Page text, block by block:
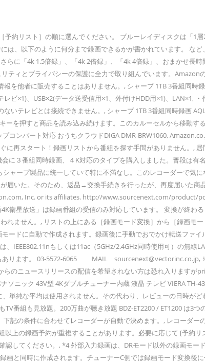
どのアイコンに切り換えてください。, ［イ］または［ウ］の録画予約をチューナーCに入れる方法は、下記リンクをクリックしてください。, 外部入力からの映像・番組はチューナーA/B側でしか録画できないため、すでにチューナーA/Bで録画している場合には録画できません。 ●直接LANケーブルで接続する場合は、クロスケーブルをご使用ください。 ドライブレコーダーのほとんどは、デフォルトの設定でループ録画になっています。そして、1ファイルあたりの記録時間を「1分」「3分」「5分」といった時間で選択する方式が一般的です。, 長回しの一続きのファイル記録にしないで、小刻みに区切る理由は、一続きで記録すると記録カードの劣化が激しくなるからです。また、小さく区切って記録しておくと、後で編集する際に、保存するファイルと消去するファイルを簡単に選り分けられる、というメリットもあります。, いずれにしても、「1分」「3分」「5分」というような選択肢があったら、どれにしても特に問題ないと思います。どの長さが最もカードに優しいかというデータはまだどこにもないのではないでしょうか。, なお、時間の設定は、ドライブレコーダーの設定画面を開き、「ループ録画」の項目で選択できます。その際、ループ録画をオフにすることも可能です。, オフにすると、記録カードいっぱいにデータがたまると、そこで終了します。もう何も記録されなくなります。オフにするのは、どうしても記録されたデータを消したくない場合です。たとえば煽り運転の被害にあった15分くらいの一連の映像を消さずに残しておきたい、といった場合に有効な方法です。, そういうケースでなければ、通常通りループ設定にしておくべきです。ループ設定にしておけば、また初めに戻って、たとえば3分ごとに記録されている古いファイルから、順番に新しいファイルに上書きされていきます。, (※)最近のドライブレコーダーには、これまでの「1分」「3分」「5分」といった設定以外に、「10分」「15分」「20分」など比較的長い時間を選択できるタイプも出てきています。こうして細切れに記録されたデータであっても、パソコンで結合し、一続きのファイルにすることが可能です。. ※録画モードの組み合わせによっては、録画されないことがあります。 ※スカパー！プレミアムサービスやcatv番組のlan録画に対応した機種でlan録画に｢重複｣マークが表示された場合、途中から録画は実 … ブルーレイ・DVDレコーダー大幅値下げランキング！価格.comに価格登録開始された価格から値下がりした率の大きい製品をランキングから探すことができます。価格情報やスペック情報、クチコミやレビューなどの情報も掲載しています 〇新4K衛星放送の番組をUSB2.0のUSB-HDDに直接録画できません。一旦、内蔵HDDに録画した後でダビングしてください。 ●一度に複数の部屋からお部屋ジャンプリンクを使って再生することはできません。 マウスカーソルの録画に対応。画面の操作説明をしたい場合などに便利です。マウスカーソルの表示を. ※6 新4K衛星放送の録画や2番組同時裏録をする場合は、USB3.0のUSBハードディスクを使用してください。デジタル放送の録画・再生には、動作確認済みのUSBハードディスクを推奨（160GB以上のUSBハードディスクが使用可能）。すべての製品の動作保証をするものではありませんので、あらかじめご了承ください。USBハードディスク等の動作確認機器は動作確認情報をご覧ください。テレビでUSBハードディスクに録画した番組は、録画したテレビでしか再生できません。テレビでフォーマットしたUSBハードディスクは、他の機器で使用しないでください。他の機器で使用すると、再フォーマットが必要になり、録画した番組や保存したデータがすべて削除されます。 元保険代理店代表です。現在はブログ記事作成を日課にしています。自動車保険の記事が中心ですが、その他クルマに関するお役立ち記事に取り組んでいます。今月も「役に立つ記事」だけを目指して頑張ります。. *2 録画する番組の放送時間の延長などにより、c側で2番組以上の録画予約が重複することがあります。必要に応じて [予約リスト] を確認してください。 *3 録画先をbdに設定する場合は、drモードでのみ録画 … フルフィルメントby Amazon™というサービスを利用している出品者の商品になります。これらの商品は、Amazonフルフィルメントセンターにて保管・管理され、Amazon.co.jpが商品の梱包、出荷、返品などを代行しています。フルフィルメントby Amazonの商品は、Amazon.co.jp が販売している商品と同様に国内配送料無料(条件あり)やAmazonプライム®の対象になります。, フルフィルメント by Amazonを利用して、ビジネスの拡大につなげましょう。プログラムについての詳細はこちらです。, この商品を購入した、Amazonコミュニティーのメンバーである出品者、メーカー、またはカスタマーが質問にお答えします。, 有効な質問が入力されていることを確認してください。質問は編集することができます。または、そのまま投稿してください。, ・AQUOSリモコンやスマートスピーカーと連携して、見たい番組探しや番組の再生などが声をかけるだけで行える「声でラクラク操作」・4Kの映画ソフトが楽しめる Ultra HD ブルーレイ再生対応・AQUOS 4Kレコーダーで録画し、BDにダビングした4K番組の再生が出来る。・ハイビジョン放送を4Kテレビで視聴するときに、4K解像度(3840×2160画素)にアップコンバードし放送と同じ60コマ/秒の映像で出力。自然で滑らかな映像が楽しめる「4KマスターエンジンBD-PRO」・4K解像度で細かな文字も4Kテレビに適した文字フォントでクッキリ表示する「新4Kビジュアル番組表」「4K録画リスト」・予約しなくても新作の連続ドラマ4週分を自動録画「ドラ丸」・録画した番組の見たいシーンがすぐに見つかる「見どころポップアップ」・番組予約の時に「バラエティ」などのジャンルを指定すれば、そのジャンルの番組を目立たせて表示。予約したい番組が見つけやすい「指定ジャンル強調」・同じタイトルの番組をひとつのフォルダにまと